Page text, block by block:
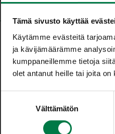
Tämä sivusto käyttää
Käytämme evästeitä
ja kävijämäärämme
kumppaneillemme tietoja
olet antanut heille tai joita
Välttämätön